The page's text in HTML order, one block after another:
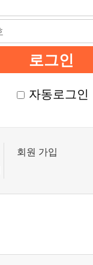
자동로그인
회원 가입